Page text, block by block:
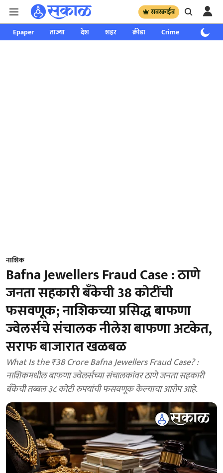
सबस्क्राईब
Epaper ताज्या देश शहर क्रीडा Crime साप्ताहिक
नाशिक
Bafna Jewellers Fraud Case : ठाणे
जनता सहकारी बँकेची 38 कोटींची
फसवणूक; नाशिकच्या प्रसिद्ध बाफणा
ज्वेलर्सचे संचालक नीलेश बाफणा अटकेत,
सराफ बाजारात खळबळ
What Is the ₹38 Crore Bafna Jewellers Fraud Case? :
नाशिकमधील बाफणा ज्वेलर्सच्या संचालकांवर ठाणे जनता सहकारी
बँकेची तब्बल ३८ कोटी रुपयांची फसवणूक केल्याचा आरोप आहे.